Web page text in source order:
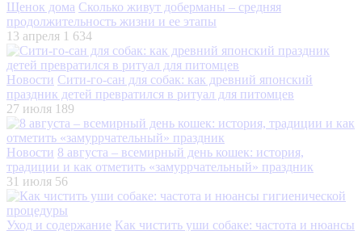
Щенок дома Сколько живут доберманы – средняя
продолжительность жизни и ее этапы
13 апреля 1 634
Новости Сити-го-сан для собак: как древний японский
праздник детей превратился в ритуал для питомцев
27 июля 189
Новости 8 августа – всемирный день кошек: история,
традиции и как отметить «замуррчательный» праздник
31 июля 56
Уход и содержание Как чистить уши собаке: частота и нюансы